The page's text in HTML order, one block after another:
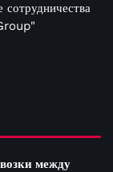
сотрудничества
между